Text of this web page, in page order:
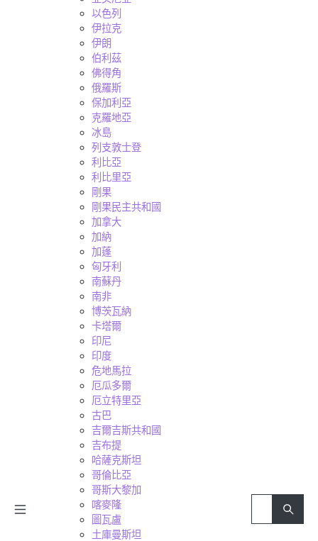
以色列
伊拉克
伊朗
伯利茲
佛得角
俄羅斯
保加利亞
克羅地亞
冰島
列支敦士登
利比亞
利比里亞
剛果
剛果民主共和國
加拿大
加納
加蓬
匈牙利
南蘇丹
南非
博茨瓦納
卡塔爾
印尼
印度
危地馬拉
厄瓜多爾
厄立特里亞
古巴
吉爾吉斯共和國
吉布提
哈薩克斯坦
哥倫比亞
哥斯大黎加
喀麥隆
圖瓦盧
土庫曼斯坦